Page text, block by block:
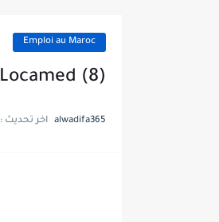
Emploi au Maroc
(8) Postes Ouverts chez Groupe Locamed
alwadifa365 اخر تحديث :